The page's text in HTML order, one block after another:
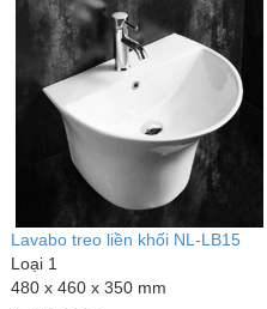
Lavabo treo liền khối NL-LB15
Loại 1
480 x 460 x 350 mm